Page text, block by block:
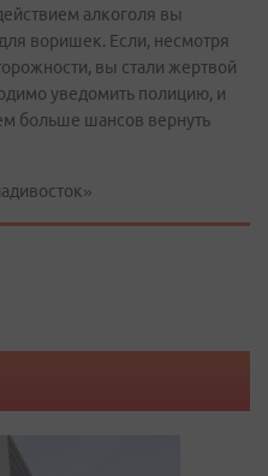
алкоголя вы
воришек. Если, несмотря
вы стали жертвой
уведомить полицию, и
больше шансов вернуть